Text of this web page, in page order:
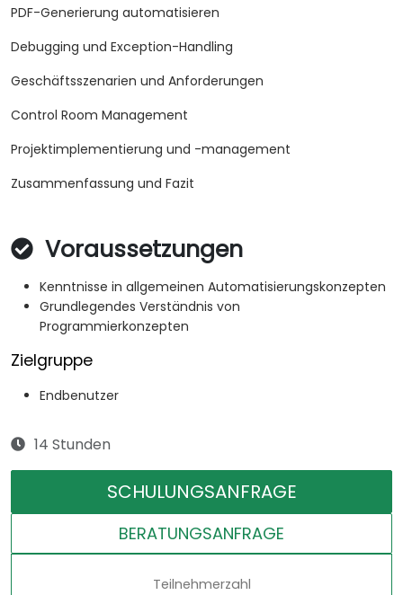
PDF-Generierung automatisieren
Debugging und Exception-Handling
Geschäftsszenarien und Anforderungen
Control Room Management
Projektimplementierung und -management
Zusammenfassung und Fazit
Voraussetzungen
Kenntnisse in allgemeinen Automatisierungskonzepten
Grundlegendes Verständnis von
Programmierkonzepten
Zielgruppe
Endbenutzer
14 Stunden
SCHULUNGSANFRAGE
BERATUNGSANFRAGE
Teilnehmerzahl